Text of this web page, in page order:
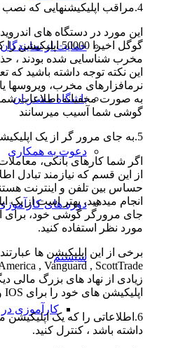
حمایت از
باشگاه مشتریان
دعوت به همکاری
دوره های
سیستم
کارآموزی
4.مراقب اپلیکیشنهایی که نصب میکنید، باشید
این مورد در دستگاه های
گوگل اخیرا 50000
مخرب شناسایی شده بودند ،
این نکته توجه داشته باشید که
نرمافزارهای مخرب، ویروسها
به صورت مخفیانه اطلاعات
گوشی شما آسیب میرسانند
5.به جای مرور گر از یک اپلیکیشن استفاده کنید
اگر شما کارهای بانکی،
از این قسم که نیازمند
حساس بین تلفن و اینترنت
انجام میدهید، بهتر است از
جای مرورگر گوشی خود، برای
مورد نظر استفاده کنید.
زیادی از نهاد های بزرگ مالی
اپلیکیشن های خود را برای IOS و اندروید منتشر کرده اند.
6.اطلاعاتی را که یک اپلیکیشن
داشته باشد ، کنترل کنید.